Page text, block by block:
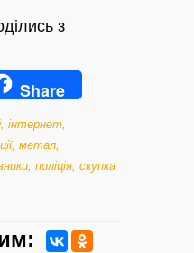
з
Share
, інтернет,
, метал,
, поліція, скупка